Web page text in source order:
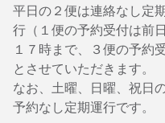
平日の２便は連絡なし定
行（１便の予約受付は前
１７時まで、３便の予約
とさせていただきます。
なお、土曜、日曜、祝日
予約なし定期運行です。